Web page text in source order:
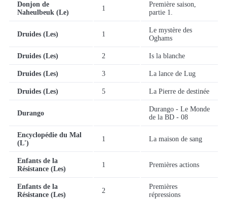
Donjon de
Naheulbeuk (Le)
1
Première saison,
partie 1.
Druides (Les) 1
Le mystère des
Oghams
Druides (Les) 2 Is la blanche
Druides (Les) 3 La lance de Lug
Druides (Les) 5 La Pierre de destinée
Durango
Durango - Le Monde
de la BD - 08
Encyclopédie du Mal
(L')
1 La maison de sang
Enfants de la
Résistance (Les)
1 Premières actions
Enfants de la
Résistance (Les)
2
Premières
répressions